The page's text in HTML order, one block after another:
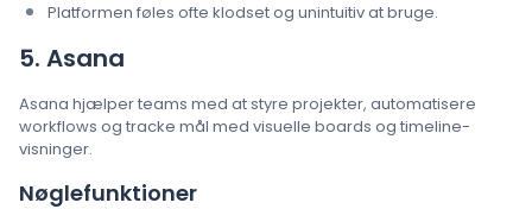
Platformen føles ofte klodset og unintuitiv at bruge.
5. Asana
Asana hjælper teams med at styre projekter, automatisere
workflows og tracke mål med visuelle boards og timeline-
visninger.
Nøglefunktioner